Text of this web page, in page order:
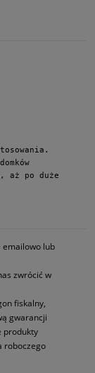
aż po duże
emailowo lub
zwrócić w
fiskalny,
gwarancji
produkty
roboczego